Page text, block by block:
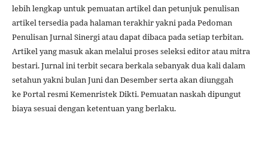
lebih lengkap untuk pemuatan artikel dan petunjuk penulisan
artikel tersedia pada halaman terakhir yakni pada Pedoman
Penulisan Jurnal Sinergi atau dapat dibaca pada setiap terbitan.
Artikel yang masuk akan melalui proses seleksi editor atau mitra
bestari. Jurnal ini terbit secara berkala sebanyak dua kali dalam
setahun yakni bulan Juni dan Desember serta akan diunggah
ke Portal resmi Kemenristek Dikti. Pemuatan naskah dipungut
biaya sesuai dengan ketentuan yang berlaku.